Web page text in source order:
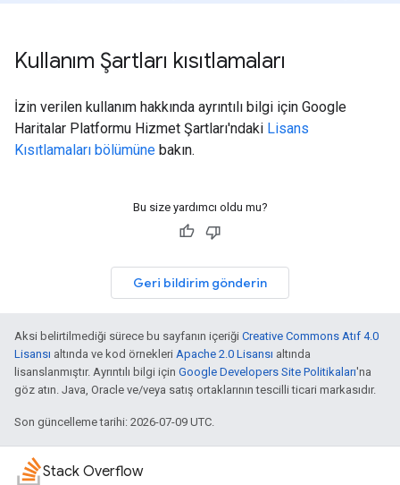
Kullanım Şartları kısıtlamaları
İzin verilen kullanım hakkında ayrıntılı bilgi için Google
Haritalar Platformu Hizmet Şartları'ndaki Lisans
Kısıtlamaları bölümüne bakın.
Bu size yardımcı oldu mu?
Geri bildirim gönderin
Aksi belirtilmediği sürece bu sayfanın içeriği Creative Commons Atıf 4.0
Lisansı altında ve kod örnekleri Apache 2.0 Lisansı altında
lisanslanmıştır. Ayrıntılı bilgi için Google Developers Site Politikaları'na
göz atın. Java, Oracle ve/veya satış ortaklarının tescilli ticari markasıdır.
Son güncelleme tarihi: 2026-07-09 UTC.
Stack Overflow